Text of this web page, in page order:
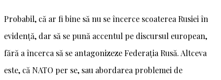
Probabil, că ar fi bine să nu se încerce scoaterea Rusiei în
evidență, dar să se pună accentul pe discursul european,
fără a încerca să se antagonizeze Federația Rusă. Altceva
este, că NATO per se, sau abordarea problemei de